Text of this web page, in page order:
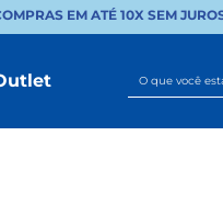
EM ATÉ 10X SEM
O que